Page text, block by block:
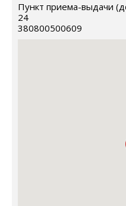
Пункт приема-выдачи
24
380800500609